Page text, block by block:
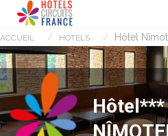
ACCUEIL HOTELS Hôtel
Hôtel***